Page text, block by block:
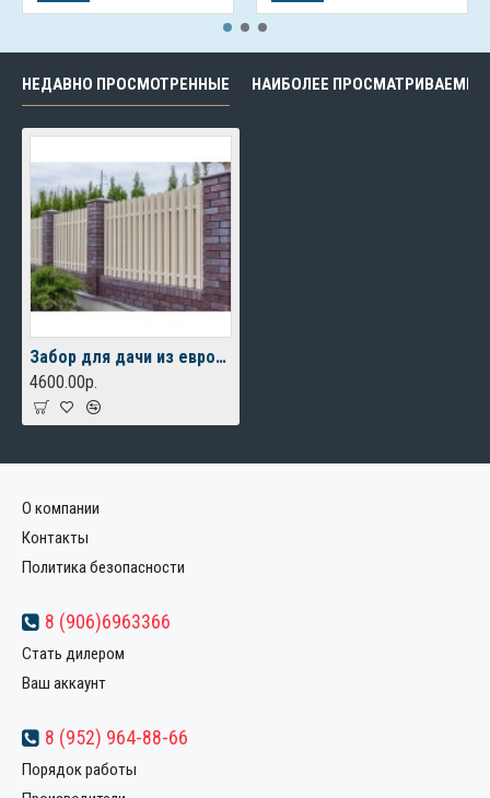
НЕДАВНО ПРОСМОТРЕННЫЕ НАИБОЛЕЕ ПРОСМАТРИВАЕМЫЕ
Забор для дачи из евроштакетника
4600.00р.
О компании
Контакты
Политика безопасности
8 (906)6963366
Стать дилером
Ваш аккаунт
8 (952) 964-88-66
Порядок работы